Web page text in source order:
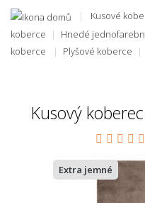
Kusové
koberce
Hnedé
koberce
Plyšové koberce
Kusový
Extra jemné